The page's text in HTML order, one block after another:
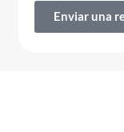
Enviar una